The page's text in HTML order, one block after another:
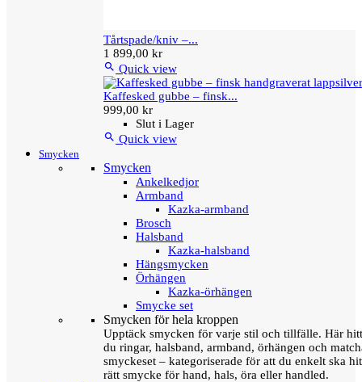
Tårtspade/kniv –...
1 899,00 kr
 Quick view
Kaffesked gubbe – finsk...
999,00 kr
Slut i Lager
 Quick view
Smycken
Smycken
Ankelkedjor
Armband
Kazka-armband
Brosch
Halsband
Kazka-halsband
Hängsmycken
Örhängen
Kazka-örhängen
Smycke set
Smycken för hela kroppen
Upptäck smycken för varje stil och tillfälle. Här
du ringar, halsband, armband, örhängen och
smyckeset – kategoriserade för att du enkelt ska
rätt smycke för hand, hals, öra eller handled.